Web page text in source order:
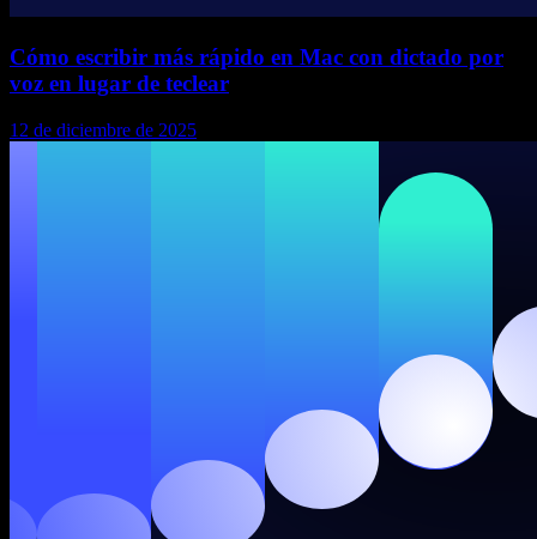
Cómo escribir más rápido en Mac con dictado por
voz en lugar de teclear
12 de diciembre de 2025